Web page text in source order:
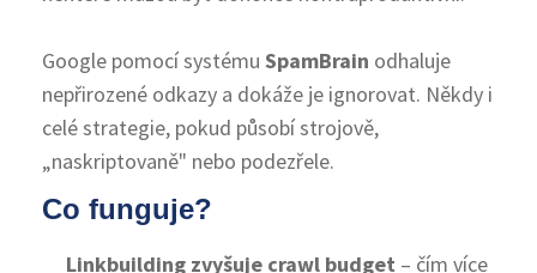
Google pomocí systému SpamBrain odhaluje
nepřirozené odkazy a dokáže je ignorovat. Někdy i
celé strategie, pokud působí strojově,
„naskriptovaně" nebo podezřele.
Co funguje?
Linkbuilding zvyšuje crawl budget – čím více